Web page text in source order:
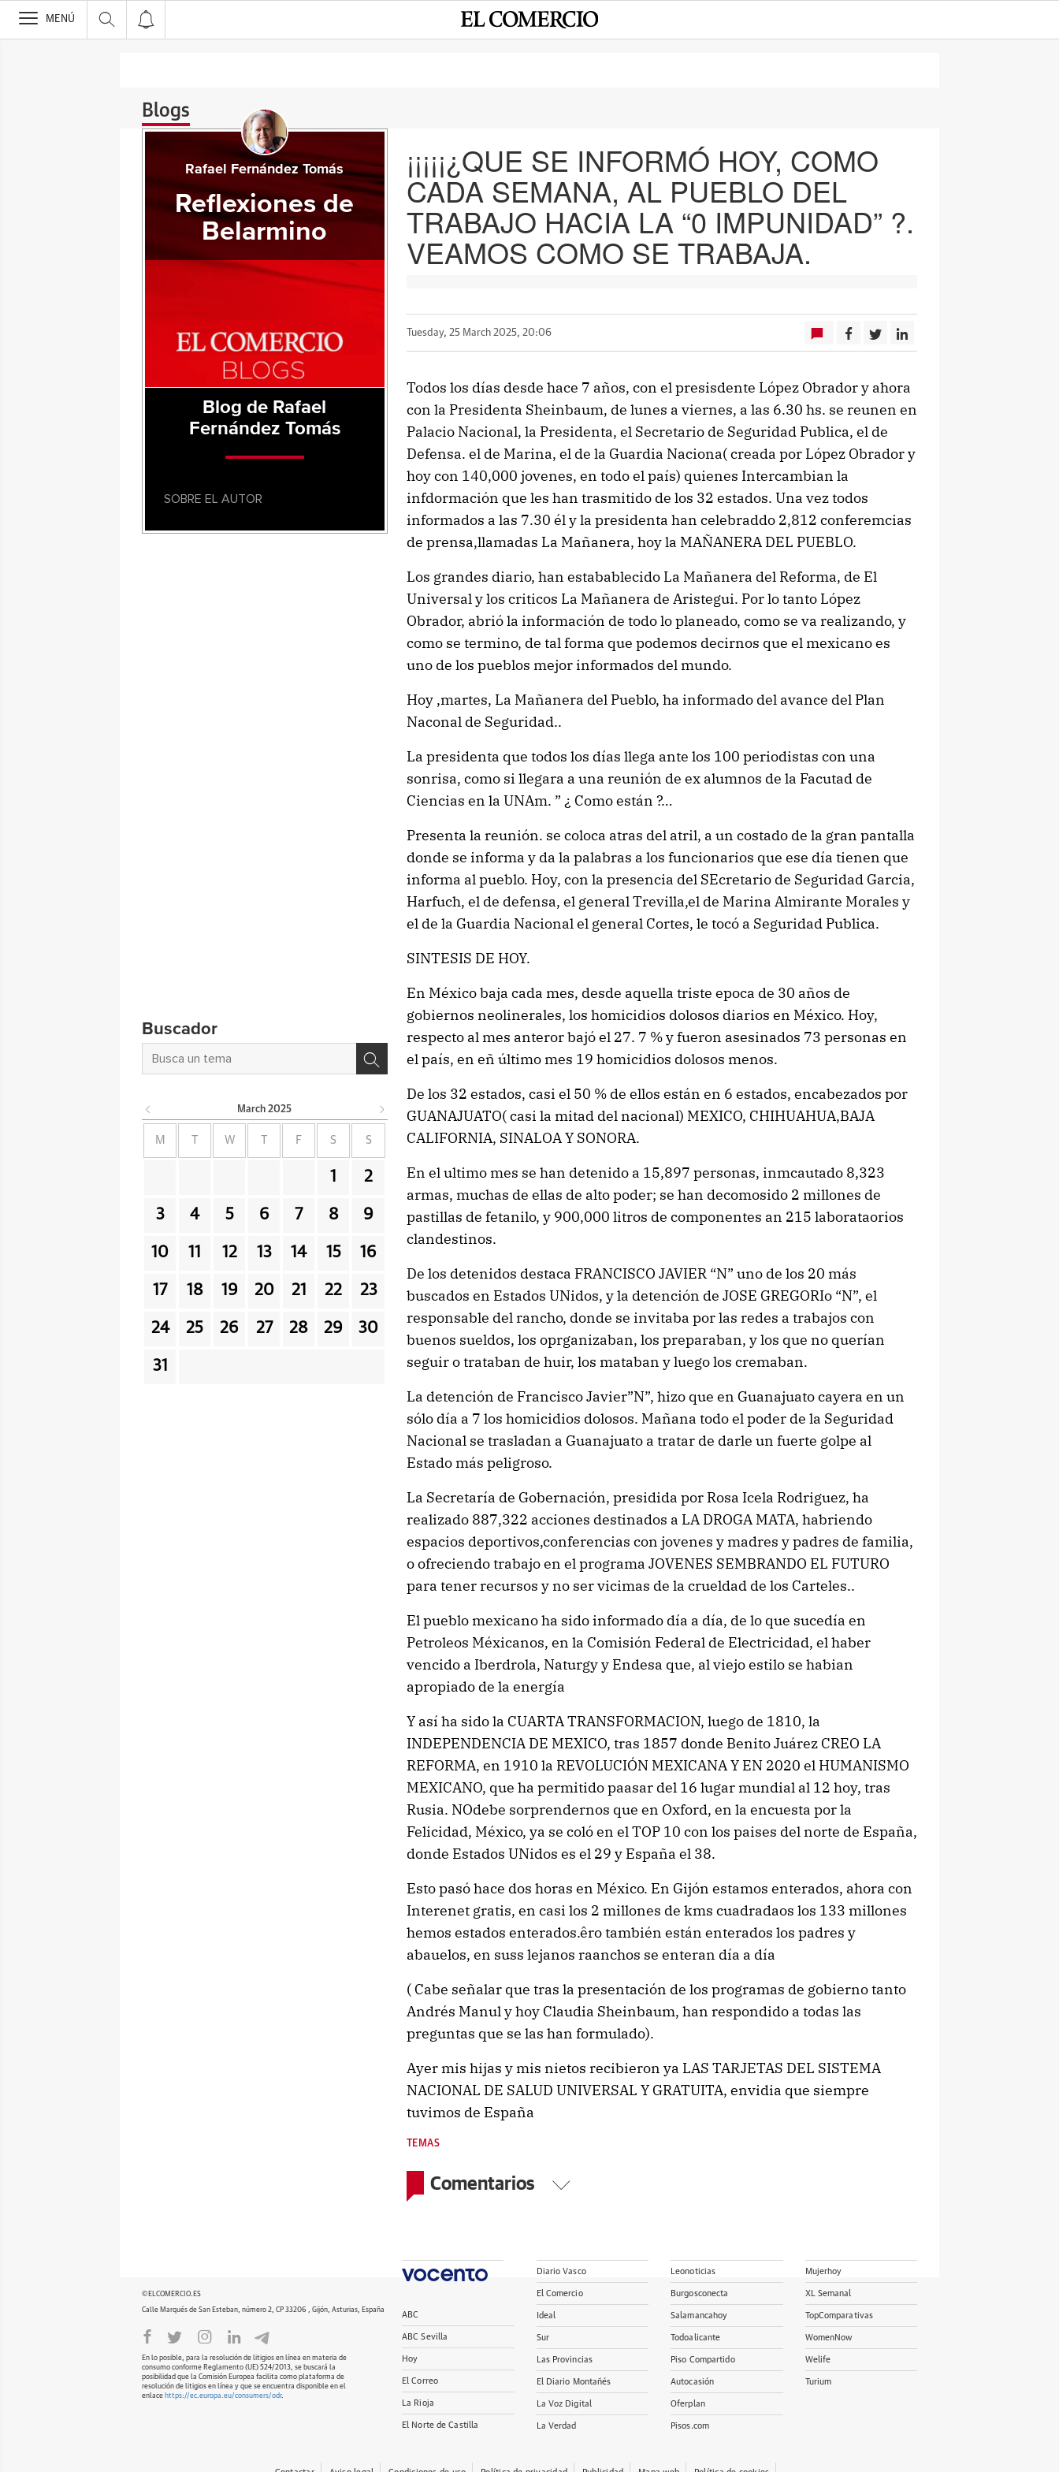
>
MENÚ
Blogs
¡¡¡¡¡¿QUE SE INFORMÓ HOY, COMO
CADA SEMANA, AL PUEBLO DEL
TRABAJO HACIA LA “0 IMPUNIDAD” ?.
VEAMOS COMO SE TRABAJA.
Tuesday, 25 March 2025, 20:06
Todos los días desde hace 7 años, con el presisdente López Obrador y ahora
con la Presidenta Sheinbaum, de lunes a viernes, a las 6.30 hs. se reunen en
Palacio Nacional, la Presidenta, el Secretario de Seguridad Publica, el de
Defensa. el de Marina, el de la Guardia Naciona( creada por López Obrador y
hoy con 140,000 jovenes, en todo el país) quienes Intercambian la
infdormación que les han trasmitido de los 32 estados. Una vez todos
informados a las 7.30 él y la presidenta han celebraddo 2,812 conferemcias
de prensa,llamadas La Mañanera, hoy la MAÑANERA DEL PUEBLO.
Los grandes diario, han estabablecido La Mañanera del Reforma, de El
Universal y los criticos La Mañanera de Aristegui. Por lo tanto López
Obrador, abrió la información de todo lo planeado, como se va realizando, y
como se termino, de tal forma que podemos decirnos que el mexicano es
uno de los pueblos mejor informados del mundo.
Hoy ,martes, La Mañanera del Pueblo, ha informado del avance del Plan
Naconal de Seguridad..
La presidenta que todos los días llega ante los 100 periodistas con una
sonrisa, como si llegara a una reunión de ex alumnos de la Facutad de
Ciencias en la UNAm. ” ¿ Como están ?…
Presenta la reunión. se coloca atras del atril, a un costado de la gran pantalla
donde se informa y da la palabras a los funcionarios que ese día tienen que
informa al pueblo. Hoy, con la presencia del SEcretario de Seguridad Garcia,
Harfuch, el de defensa, el general Trevilla,el de Marina Almirante Morales y
el de la Guardia Nacional el general Cortes, le tocó a Seguridad Publica.
SINTESIS DE HOY.
En México baja cada mes, desde aquella triste epoca de 30 años de
gobiernos neolinerales, los homicidios dolosos diarios en México. Hoy,
respecto al mes anteror bajó el 27. 7 % y fueron asesinados 73 personas en
el país, en eñ último mes 19 homicidios dolosos menos.
De los 32 estados, casi el 50 % de ellos están en 6 estados, encabezados por
GUANAJUATO( casi la mitad del nacional) MEXICO, CHIHUAHUA,BAJA
CALIFORNIA, SINALOA Y SONORA.
En el ultimo mes se han detenido a 15,897 personas, inmcautado 8,323
armas, muchas de ellas de alto poder; se han decomosido 2 millones de
pastillas de fetanilo, y 900,000 litros de componentes an 215 laborataorios
clandestinos.
De los detenidos destaca FRANCISCO JAVIER “N” uno de los 20 más
buscados en Estados UNidos, y la detención de JOSE GREGORIo “N”, el
responsable del rancho, donde se invitaba por las redes a trabajos con
buenos sueldos, los oprganizaban, los preparaban, y los que no querían
seguir o trataban de huir, los mataban y luego los cremaban.
La detención de Francisco Javier”N”, hizo que en Guanajuato cayera en un
sólo día a 7 los homicidios dolosos. Mañana todo el poder de la Seguridad
Nacional se trasladan a Guanajuato a tratar de darle un fuerte golpe al
Estado más peligroso.
La Secretaría de Gobernación, presidida por Rosa Icela Rodriguez, ha
realizado 887,322 acciones destinados a LA DROGA MATA, habriendo
espacios deportivos,conferencias con jovenes y madres y padres de familia,
o ofreciendo trabajo en el programa JOVENES SEMBRANDO EL FUTURO
para tener recursos y no ser vicimas de la crueldad de los Carteles..
El pueblo mexicano ha sido informado día a día, de lo que sucedía en
Petroleos Méxicanos, en la Comisión Federal de Electricidad, el haber
vencido a Iberdrola, Naturgy y Endesa que, al viejo estilo se habian
apropiado de la energía
Y así ha sido la CUARTA TRANSFORMACION, luego de 1810, la
INDEPENDENCIA DE MEXICO, tras 1857 donde Benito Juárez CREO LA
REFORMA, en 1910 la REVOLUCIÓN MEXICANA Y EN 2020 el HUMANISMO
MEXICANO, que ha permitido paasar del 16 lugar mundial al 12 hoy, tras
Rusia. NOdebe sorprendernos que en Oxford, en la encuesta por la
Felicidad, México, ya se coló en el TOP 10 con los paises del norte de España,
donde Estados UNidos es el 29 y España el 38.
Esto pasó hace dos horas en México. En Gijón estamos enterados, ahora con
Interenet gratis, en casi los 2 millones de kms cuadradaos los 133 millones
hemos estados enterados.êro también están enterados los padres y
abauelos, en suss lejanos raanchos se enteran día a día
( Cabe señalar que tras la presentación de los programas de gobierno tanto
Andrés Manul y hoy Claudia Sheinbaum, han respondido a todas las
preguntas que se las han formulado).
Ayer mis hijas y mis nietos recibieron ya LAS TARJETAS DEL SISTEMA
NACIONAL DE SALUD UNIVERSAL Y GRATUITA, envidia que siempre
tuvimos de España
TEMAS
Comentarios
Rafael Fernández Tomás
Reflexiones de
Belarmino
Blog de Rafael
Fernández Tomás
SOBRE EL AUTOR
Buscador
March 2025
M W F S S
1 2
3 4 5 6 7 8 9
10 11 12 13 14 15 16
17 18 19 20 21 22 23
24 25 26 27 28 29 30
31
©ELCOMERCIO.ES
Calle Marqués de San Esteban, número 2, CP 33206 , Gijón, Asturias, España
En lo posible, para la resolución de litigios en línea en materia de
consumo conforme Reglamento (UE) 524/2013, se buscará la
posibilidad que la Comisión Europea facilita como plataforma de
resolución de litigios en línea y que se encuentra disponible en el
enlace https://ec.europa.eu/consumers/odr.
ABC
ABC Sevilla
Hoy
El Correo
La Rioja
El Norte de Castilla
Diario Vasco
El Comercio
Ideal
Sur
Las Provincias
El Diario Montañés
La Voz Digital
La Verdad
Leonoticias
Burgosconecta
Salamancahoy
Todoalicante
Piso Compartido
Autocasión
Oferplan
Pisos.com
Mujerhoy
XL Semanal
TopComparativas
WomenNow
Welife
Turium